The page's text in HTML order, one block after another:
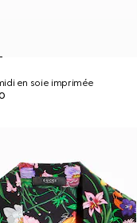
en soie imprimée